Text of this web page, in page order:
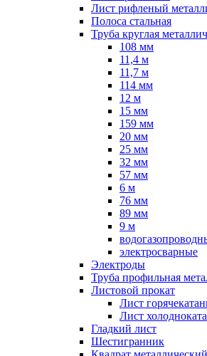
Лист рифленый
Полоса стальная
Труба круглая
108 мм
11,4 м
11,7 м
114 мм
12 м
15 мм
159 мм
20 мм
25 мм
32 мм
57 мм
6 м
76 мм
89 мм
9 м
электросварные
Электроды
Труба профильная
Листовой прокат
Лист
Лист
Гладкий лист
Шестигранник